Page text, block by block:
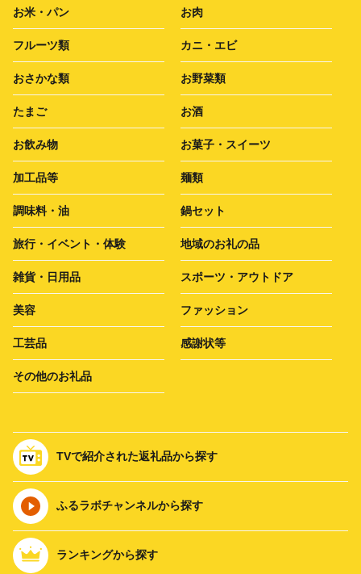
お米・パン お肉
フルーツ類 カニ・エビ
おさかな類 お野菜類
たまご お酒
お飲み物 お菓子・スイーツ
加工品等 麺類
調味料・油 鍋セット
旅行・イベント・体験 地域のお礼の品
雑貨・日用品 スポーツ・アウトドア
美容 ファッション
工芸品 感謝状等
その他のお礼品
TVで紹介された返礼品から探す
ふるラボチャンネルから探す
ランキングから探す